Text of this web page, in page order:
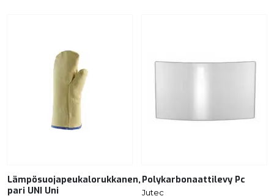
Lämpösuojapeukalorukkanen,
pari UNI Uni
Polykarbonaattilevy Pc
Jutec